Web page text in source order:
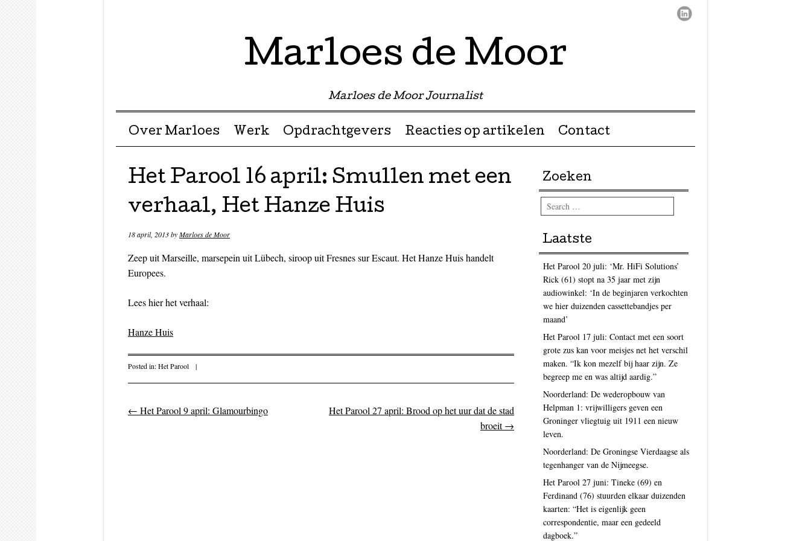
Marloes de Moor
Marloes de Moor Journalist
Menu ☰
Skip to content
Over Marloes Werk Opdrachtgevers Reacties op artikelen Contact
Het Parool 16 april: Smullen met een
verhaal, Het Hanze Huis
18 april, 2013byMarloes de Moor
Zeep uit Marseille, marsepein uit Lübech, siroop uit Fresnes sur Escaut. Het Hanze Huis handelt
Europees.
Lees hier het verhaal:
Hanze Huis
Posted in:Het Parool |
Post navigation
← Het Parool 9 april: Glamourbingo
Het Parool 27 april: Brood op het uur dat de stad
broeit→
Zoeken
Search
Laatste
Het Parool 20 juli: ‘Mr. HiFi Solutions’
Rick (61) stopt na 35 jaar met zijn
audiowinkel: ‘In de beginjaren verkochten
we hier duizenden cassettebandjes per
maand’
Het Parool 17 juli: Contact met een soort
grote zus kan voor meisjes net het verschil
maken. “Ik kon mezelf bij haar zijn. Ze
begreep me en was altijd aardig.”
Noorderland: De wederopbouw van
Helpman 1: vrijwilligers geven een
Groninger vliegtuig uit 1911 een nieuw
leven.
Noorderland: De Groningse Vierdaagse als
tegenhanger van de Nijmeegse.
Het Parool 27 juni: Tineke (69) en
Ferdinand (76) stuurden elkaar duizenden
kaarten: “Het is eigenlijk geen
correspondentie, maar een gedeeld
dagboek.”